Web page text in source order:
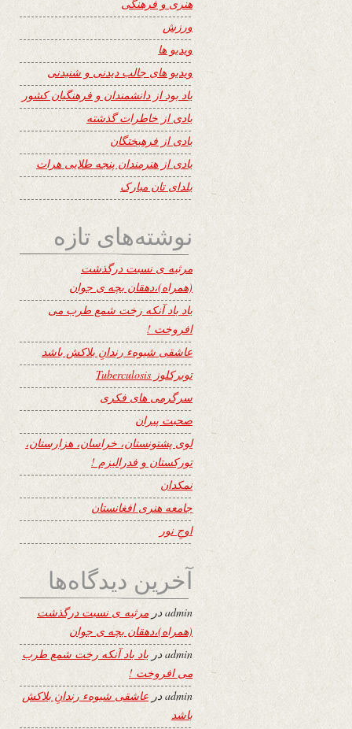
هنری و فرهنگی
ورزش
ویدیو ها
ویدیو های جالب دیدنی و شنیدنی
یاد بود از دانشمندان و فرهنگیان کشور
یادی از خاطرات گذشته
یادی از فرهیختگان
یادی از هنرمندان پنجه طلایی هرات
یلدای تان مبارک
نوشته‌های تازه
مرثیه ی نسبت درگذشت
(همراه)،دهقان بچه ی جوان
یاد باد آنکه رخت شمع طرب می
افروخت !
عاشقی شیوهء رندانِ بلاکش باشد
توبرکلوز Tuberculosis
سرگرمی های فکری
صحبت پیران
لوی پشتونستان، خراسان، هزارستان،
تورکستان و فدرالیزم !
نمکدان
جامعه هنری افغانستان
اوجِ نور
آخرین دیدگاه‌ها
adminدر مرثیه ی نسبت درگذشت
(همراه)،دهقان بچه ی جوان
admin در یاد باد آنکه رخت شمع طرب
می افروخت !
adminدر عاشقی شیوهء رندانِ بلاکش
باشد